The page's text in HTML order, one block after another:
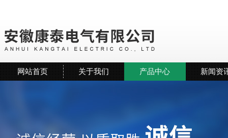
网站首页 关于我们 产品中心 新闻资